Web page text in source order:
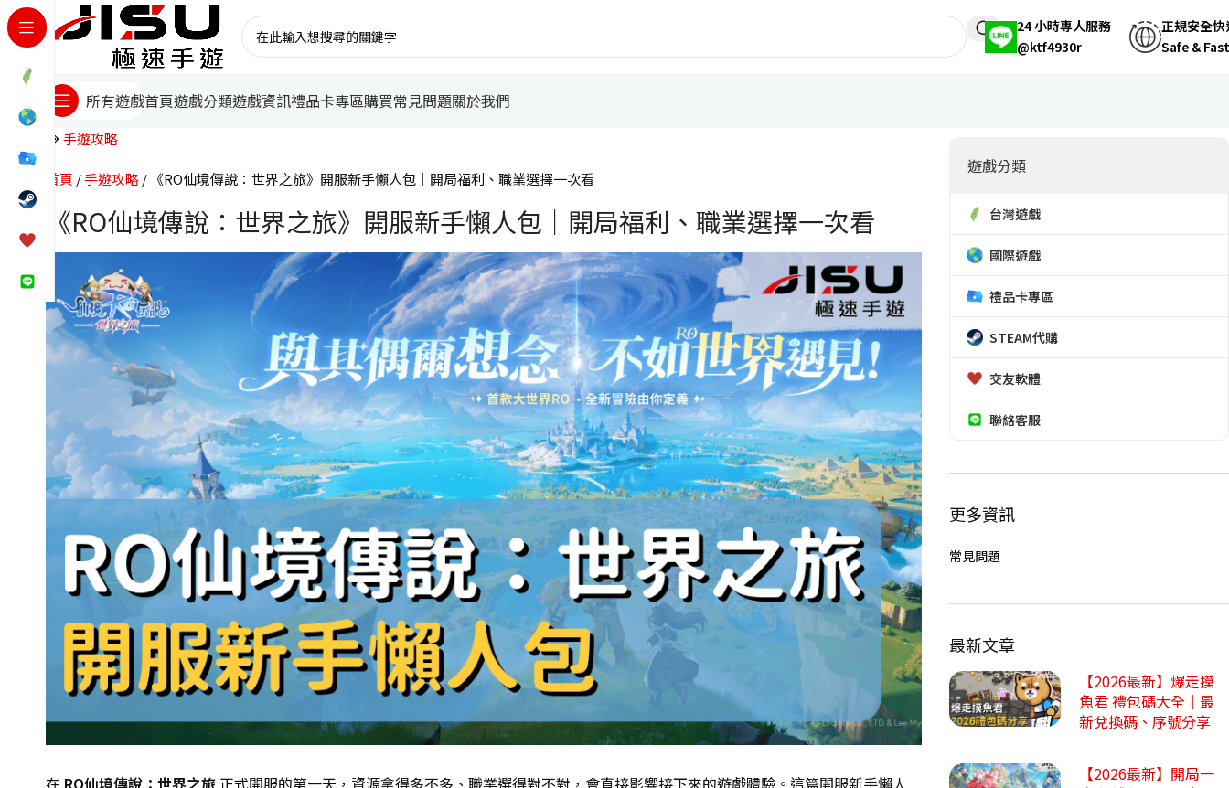
24 小時專人服務
@ktf4930r
正規安全快
Safe & Fast
所有遊戲首頁遊戲分類遊戲資訊禮品卡專區購買常見問題關於我們
手遊攻略
首頁 手遊攻略 《RO仙境傳說：世界之旅》開服新手懶人包｜開局福利、職業選擇一次看
《RO仙境傳說：世界之旅》開服新手懶人包｜開局福利、職業選擇一次看
遊戲分類
台灣遊戲
國際遊戲
禮品卡專區
STEAM代購
交友軟體
聯絡客服
更多資訊
常見問題
最新文章
【2026最新】爆走摸
魚君 禮包碼大全｜最
新兌換碼、序號分享
【2026最新】開局一